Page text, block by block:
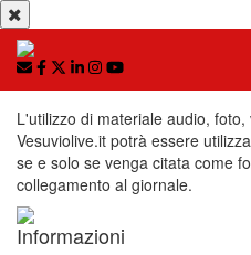
L'utilizzo di materiale audio,
Vesuviolive.it potrà essere
se e solo se venga citata come
collegamento al giornale.
Informazioni